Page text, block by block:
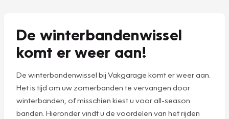
De winterbandenwissel
komt er weer aan!
De winterbandenwissel bij Vakgarage komt er weer aan.
Het is tijd om uw zomerbanden te vervangen door
winterbanden, of misschien kiest u voor all-season
banden. Hieronder vindt u de voordelen van het rijden